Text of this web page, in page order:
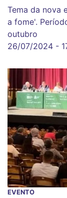
Tema da nova
a fome'.
outubro
26/07/2024 -
EVENTO